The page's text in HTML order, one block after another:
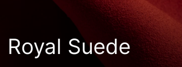
Royal Suede